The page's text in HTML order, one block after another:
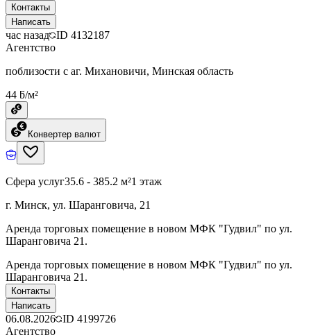
Контакты
Написать
час назад ID 4132187
Агентство
поблизости с аг. Михановичи, Минская область
44 ƃ/м²
Конвертер валют
Сфера услуг35.6 - 385.2 м²1 этаж
г. Минск, ул. Шаранговича, 21
Аренда торговых помещение в новом МФК "Гудвил" по ул.
Шаранговича 21.
Аренда торговых помещение в новом МФК "Гудвил" по ул.
Шаранговича 21.
Контакты
Написать
06.08.2026 ID 4199726
Агентство